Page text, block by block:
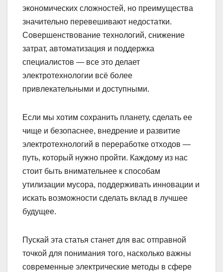
экономических сложностей, но преимущества
значительно перевешивают недостатки.
Совершенствование технологий, снижение
затрат, автоматизация и поддержка
специалистов — все это делает
электротехнологии всё более
привлекательными и доступными.
Если мы хотим сохранить планету, сделать ее
чище и безопаснее, внедрение и развитие
электротехнологий в переработке отходов —
путь, который нужно пройти. Каждому из нас
стоит быть внимательнее к способам
утилизации мусора, поддерживать инновации и
искать возможности сделать вклад в лучшее
будущее.
Пускай эта статья станет для вас отправной
точкой для понимания того, насколько важны
современные электрические методы в сфере